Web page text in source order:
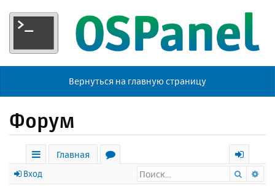
Вернуться на главную страницу
Форум
с
Главная
х
Вход Поиск